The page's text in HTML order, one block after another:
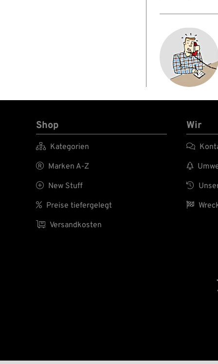
und das
Shop
 Kategorien
 Marken A-Z
 New Stuff
 Preise tiefergelegt
 Versandkosten
Wir



